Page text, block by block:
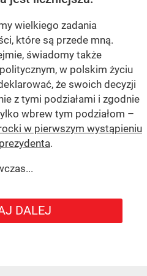
wielkiego zadania
które są przede mną.
świadomy także
w polskim życiu
że swoich decyzji
z tymi podziałami i zgodnie
wbrew tym podziałom –
w pierwszym wystąpieniu
.
DALEJ